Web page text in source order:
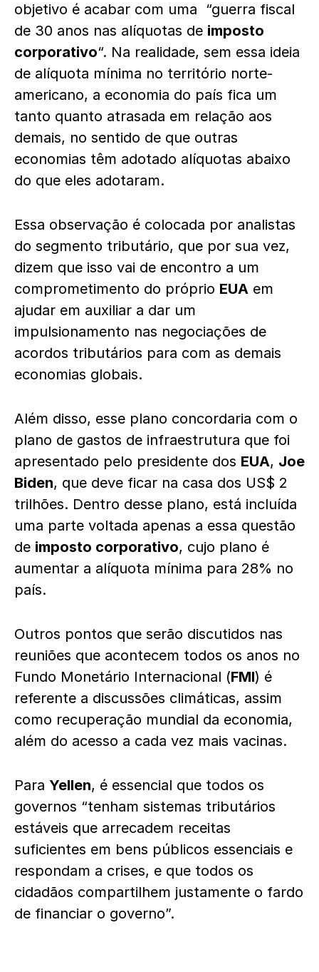
objetivo é acabar com uma “guerra fiscal
de 30 anos nas alíquotas de imposto
corporativo“. Na realidade, sem essa ideia
de alíquota mínima no território norte-
americano, a economia do país fica um
tanto quanto atrasada em relação aos
demais, no sentido de que outras
economias têm adotado alíquotas abaixo
do que eles adotaram.
Essa observação é colocada por analistas
do segmento tributário, que por sua vez,
dizem que isso vai de encontro a um
comprometimento do próprio EUA em
ajudar em auxiliar a dar um
impulsionamento nas negociações de
acordos tributários para com as demais
economias globais.
Além disso, esse plano concordaria com o
plano de gastos de infraestrutura que foi
apresentado pelo presidente dos EUA, Joe
Biden, que deve ficar na casa dos US$ 2
trilhões. Dentro desse plano, está incluída
uma parte voltada apenas a essa questão
de imposto corporativo, cujo plano é
aumentar a alíquota mínima para 28% no
país.
Outros pontos que serão discutidos nas
reuniões que acontecem todos os anos no
Fundo Monetário Internacional (FMI) é
referente a discussões climáticas, assim
como recuperação mundial da economia,
além do acesso a cada vez mais vacinas.
Para Yellen, é essencial que todos os
governos “tenham sistemas tributários
estáveis ​​que arrecadem receitas
suficientes em bens públicos essenciais e
respondam a crises, e que todos os
cidadãos compartilhem justamente o fardo
de financiar o governo”.